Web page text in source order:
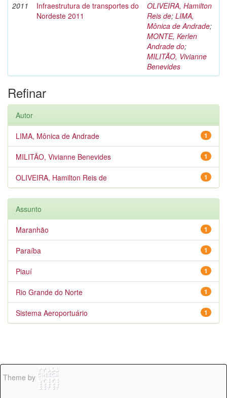
2011
Infraestrutura de transportes do
Nordeste 2011
OLIVEIRA, Hamilton
Reis de; LIMA,
Mônica de Andrade;
MONTE, Kerlen
Andrade do;
MILITÃO, Vivianne
Benevides
Refinar
Autor
1
LIMA, Mônica de Andrade
1
MILITÃO, Vivianne Benevides
1
OLIVEIRA, Hamilton Reis de
Assunto
1
Maranhão
1
Paraíba
1
Piauí
1
Rio Grande do Norte
1
Sistema Aeroportuário
Theme by